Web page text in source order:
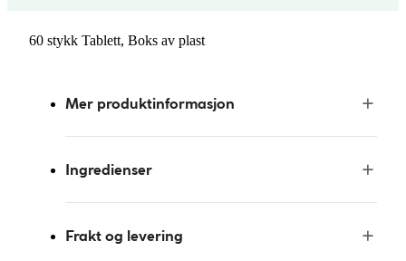
60 stykk Tablett, Boks av plast
Mer produktinformasjon
Ingredienser
Frakt og levering